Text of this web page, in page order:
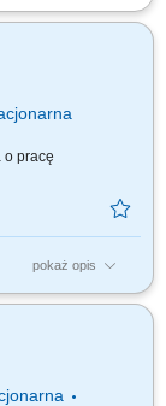
drogowych i
sterowania
powierzonych
o pracę
pokaż opis
ładowarki.
produkcji.
Ścisła